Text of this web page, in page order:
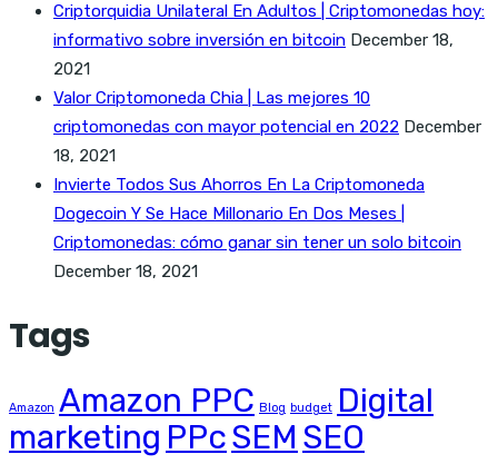
Criptorquidia Unilateral En Adultos | Criptomonedas hoy:
informativo sobre inversión en bitcoin December 18,
2021
Valor Criptomoneda Chia | Las mejores 10
criptomonedas con mayor potencial en 2022 December
18, 2021
Invierte Todos Sus Ahorros En La Criptomoneda
Dogecoin Y Se Hace Millonario En Dos Meses |
Criptomonedas: cómo ganar sin tener un solo bitcoin
December 18, 2021
Tags
Amazon Amazon PPC Blog budget Digital
marketing PPcSEM SEO